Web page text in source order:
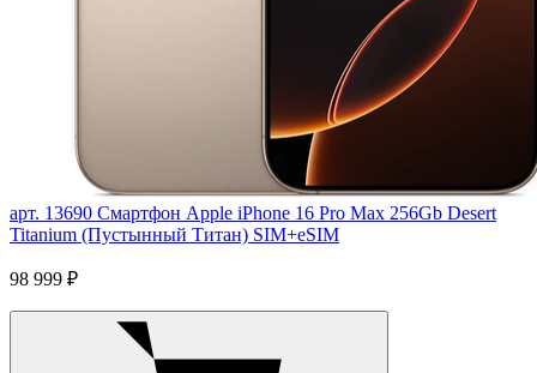
арт. 13690 Смартфон Apple iPhone 16 Pro Max 256Gb Desert
Titanium (Пустынный Титан) SIM+eSIM
98 999 ₽